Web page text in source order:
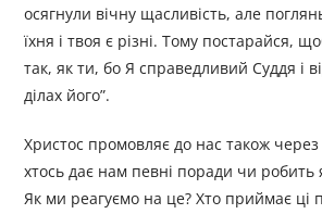
осягнули вічну щасливість, але
їхня і твоя є різні. Тому постарайся,
так, як ти, бо Я справедливий Суддя і
ділах його”.
Христос промовляє до нас також
хтось дає нам певні поради чи робить
Як ми реагуємо на це? Хто приймає ці